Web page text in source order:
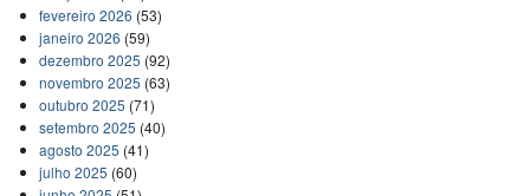
fevereiro 2026 (53)
janeiro 2026 (59)
dezembro 2025 (92)
novembro 2025 (63)
outubro 2025 (71)
setembro 2025 (40)
agosto 2025 (41)
julho 2025 (60)